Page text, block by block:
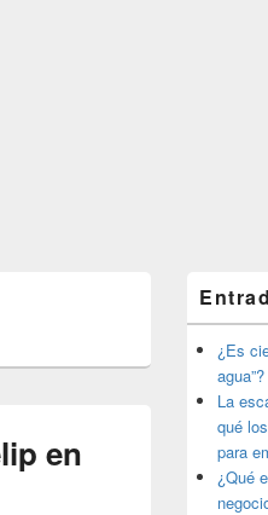
en
área
de
widget
barra
lateral
primaria
¿Es
La
qué
para
¿Qué